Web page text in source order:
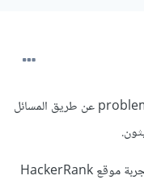
أي موقع مختص بتنمية مهارة ال problem solving عن طريق المسائل
هناك الكثير من هذه المواقع، أنصحك بداية بتجربة موقع HackerRank